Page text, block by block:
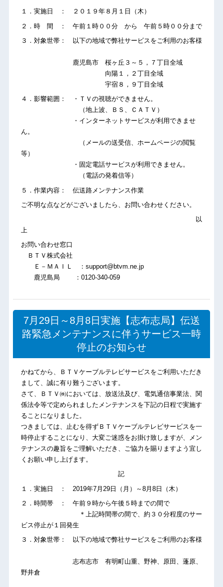
１．実施日 ： ２０１９年８月１日（木）
２．時 間 ： 午前１時００分 から 午前５時００分まで
３．対象世帯： 以下の地域で弊社サービスをご利用のお客様
鹿児島市 桜ヶ丘３～５，７丁目全域
向陽１，２丁目全域
宇宿８，９丁目全域
４．影響範囲： ・ＴＶの視聴ができません。
（地上波、ＢＳ、ＣＡＴＶ）
・インターネットサービスが利用できませ
ん。
（メールの送受信、ホームページの閲覧
等）
・固定電話サービスが利用できません。
（電話の発着信等）
５．作業内容： 伝送路メンテナンス作業
ご不明な点などがございましたら、お問い合わせください。
以
上
お問い合わせ窓口
ＢＴＶ株式会社
Ｅ－ＭＡＩＬ ：support@btvm.ne.jp
鹿児島局 ：0120-340-059
7月29日～8月8日実施【志布志局】伝送
路緊急メンテナンスに伴うサービス一時
停止のお知らせ
かねてから、ＢＴＶケーブルテレビサービスをご利用いただき
まして、誠に有り難うございます。
さて、ＢＴＶ㈱においては、放送法及び、電気通信事業法、関
係法令等で定められましたメンテナンスを下記の日程で実施す
ることになりました。
つきましては、止むを得ずＢＴＶケーブルテレビサービスを一
時停止することになり、大変ご迷惑をお掛け致しますが、メン
テナンスの趣旨をご理解いただき、ご協力を賜りますよう宜し
くお願い申し上げます。
記
１．実施日 ： 2019年7月29日（月）～8月8日（木）
２．時間帯 ： 午前９時から午後５時までの間で
＊上記時間帯の間で、約３０分程度のサー
ビス停止が１回発生
３．対象世帯： 以下の地域で弊社サービスをご利用のお客様
志布志市 有明町山重、野神、原田、蓬原、
野井倉